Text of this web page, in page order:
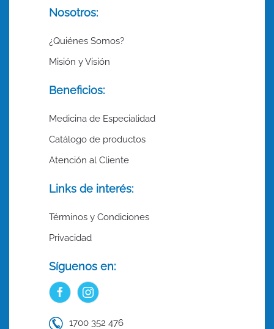
Nosotros:
¿Quiénes Somos?
Misión y Visión
Beneficios:
Medicina de Especialidad
Catálogo de productos
Atención al Cliente
Links de interés:
Términos y Condiciones
Privacidad
Síguenos en:
1700 352 476